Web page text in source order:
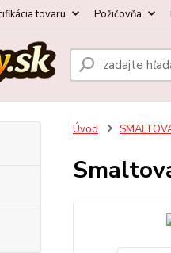
tovaru Požičovňa
Úvod